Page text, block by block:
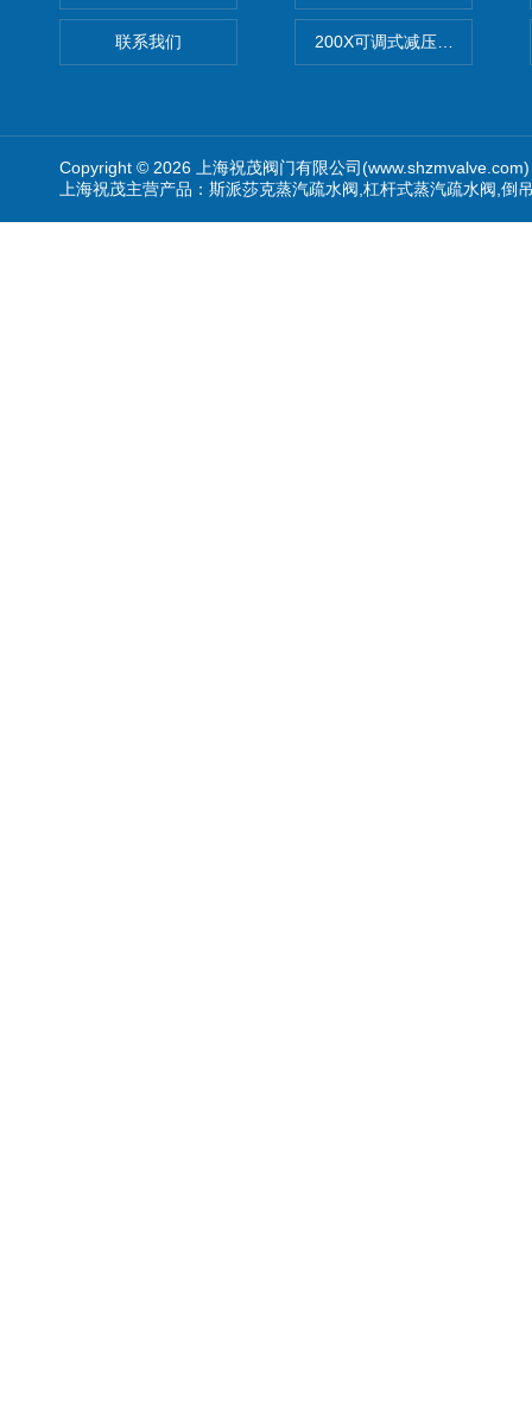
联系我们 200X可调式减压阀（减压稳
Copyright © 2026 上海祝茂阀门有限公司
上海祝茂主营产品：斯派莎克蒸汽疏水阀,杠杆式蒸汽疏水阀,倒